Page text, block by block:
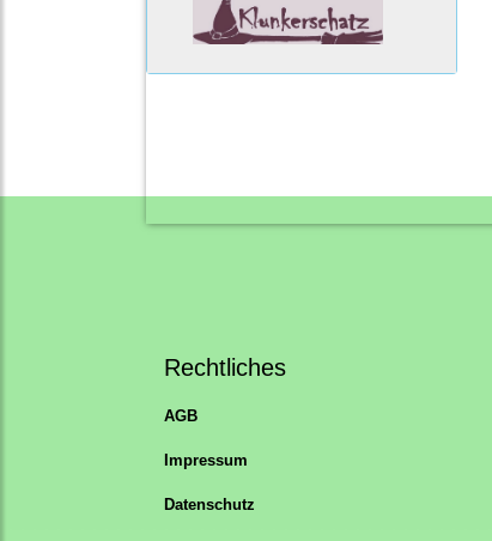
Rechtliches
AGB
Impressum
Datenschutz